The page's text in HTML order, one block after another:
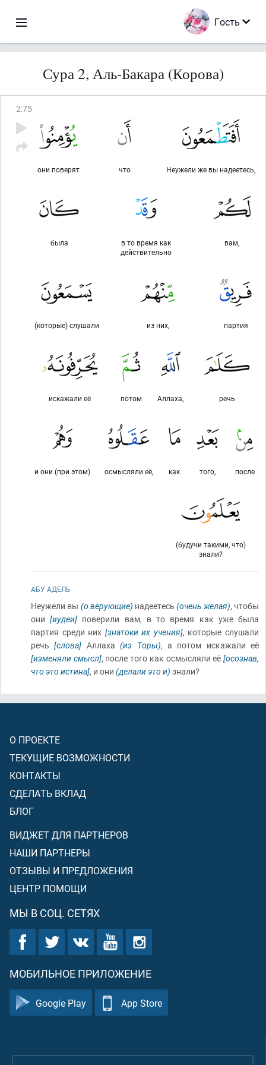
Гость
Сура 2, Аль-Бакара (Корова)
2:75
Неужели же вы надеетесь,
что
они поверят
вам,
в то время как
действительно
была
партия
из них,
(которые) слушали
речь
Аллаха,
потом
искажали её
после
того,
как
осмысляли её,
и они (при этом)
(будучи такими, что)
знали?
АБУ АДЕЛЬ
Неужели вы (о верующие) надеетесь(очень желая), чтобы
они[иудеи] поверили вам, в то время как уже была
партия среди них [знатоки их учения], которые слушали
речь[слова] Аллаха(из Торы), а потом искажали её
[изменяли смысл], после того как осмысляли её[осознав,
что это истина], и они (делали это и) знали?
О ПРОЕКТЕ
ТЕКУЩИЕ ВОЗМОЖНОСТИ
КОНТАКТЫ
СДЕЛАТЬ ВКЛАД
БЛОГ
ВИДЖЕТ ДЛЯ ПАРТНЕРОВ
НАШИ ПАРТНЕРЫ
ОТЗЫВЫ И ПРЕДЛОЖЕНИЯ
ЦЕНТР ПОМОЩИ
МЫ В СОЦ. СЕТЯХ
МОБИЛЬНОЕ ПРИЛОЖЕНИЕ
Google Play App Store